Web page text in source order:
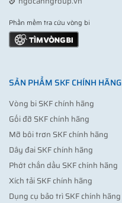
Phần mềm tra cứu vòng bi
SẢN PHẨM SKF CHÍNH HÃNG
Vòng bi SKF chính hãng
Gối đỡ SKF chính hãng
Mỡ bôi trơn SKF chính hãng
Dây đai SKF chính hãng
Phớt chắn dầu SKF chính hãng
Xích tải SKF chính hãng
Dụng cụ bảo trì SKF chính hãng